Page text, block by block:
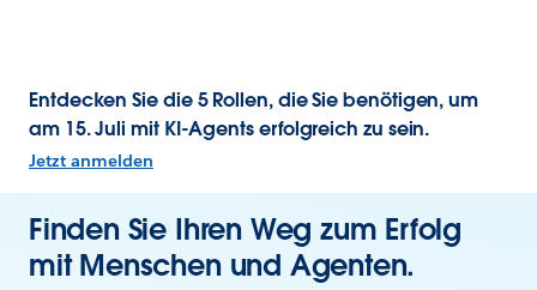
Entdecken Sie die 5 Rollen, die Sie benötigen, um
am 15. Juli mit KI-Agents erfolgreich zu sein.
Jetzt anmelden
Finden Sie Ihren Weg zum Erfolg
mit Menschen und Agenten.